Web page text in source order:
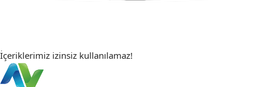
İçeriklerimiz izinsiz kullanılamaz!